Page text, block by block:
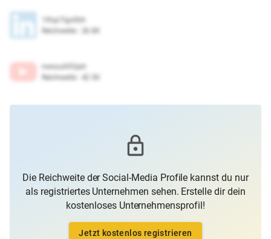
1tfup7lgx0bh
Reichweite
26.8K
nwxuu693jah
Reichweite
42.5K
Die Reichweite der Social-Media Profile kannst du nur
als registriertes Unternehmen sehen. Erstelle dir dein
kostenloses Unternehmensprofil!
Jetzt kostenlos registrieren